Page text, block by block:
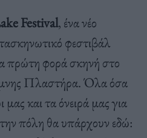
Festival, ένα νέο
φεστιβάλ
πρώτη φορά σκηνή στο
Πλαστήρα. Όλα όσα
μας και τα όνειρά μας για
πόλη θα υπάρχουν εδώ: